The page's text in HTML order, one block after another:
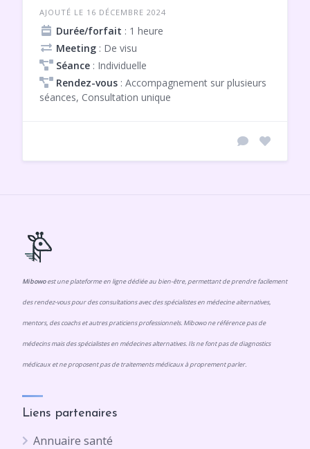
AJOUTÉ LE 16 DÉCEMBRE 2024
Durée/forfait : 1 heure
Meeting : De visu
Séance : Individuelle
Rendez-vous : Accompagnement sur plusieurs
séances, Consultation unique
Mibowoest une plateforme en ligne dédiée au bien-être, permettant de prendre facilement
des rendez-vous pour des consultations avec des spécialistes en médecine alternatives,
mentors, des coachs et autres praticiens professionnels. Mibowo ne référence pas de
médecins mais des spécialistes en médecines alternatives. Ils ne font pas de diagnostics
médicaux et ne proposent pas de traitements médicaux à proprement parler.
Liens partenaires
Annuaire santé